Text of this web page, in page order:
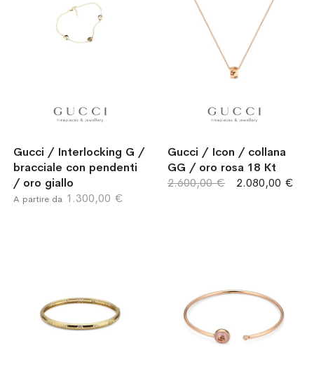
Gucci / Interlocking G /
bracciale con pendenti
/ oro giallo
A partire da 1.300,00 €
Gucci / Icon / collana
GG / oro rosa 18 Kt
2.080,00 €
2.600,00 €